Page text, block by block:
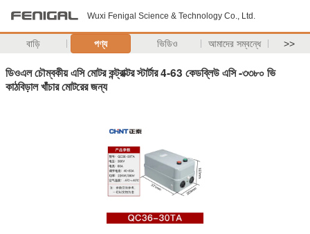
Wuxi Fenigal Science & Technology Co., Ltd.
বাড়ি পণ্য ভিডিও আমাদের সম্বন্ধে >>
ডিওএল চৌম্বকীয় এসি মোটর কন্ট্রাক্টর স্টার্টার 4-63 কেডব্লিউ এসি -৩৩৮০ ভি
কাঠবিড়াল খাঁচার মোটরের জন্য